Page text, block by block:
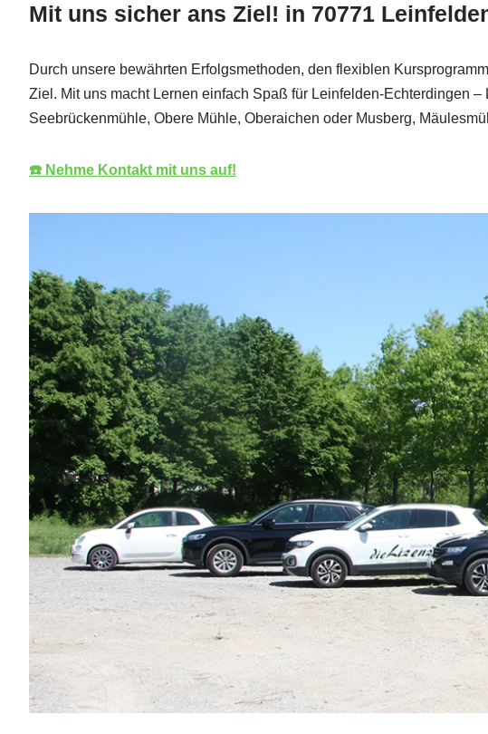
Mit uns sicher ans Ziel! in 70771
Durch unsere bewährten Erfolgsmethoden, den flexiblen
Ziel. Mit uns macht Lernen einfach Spaß für Leinfelden-Echterdingen –
Seebrückenmühle, Obere Mühle, Oberaichen oder Musberg,
☎️ Nehme Kontakt mit uns auf!